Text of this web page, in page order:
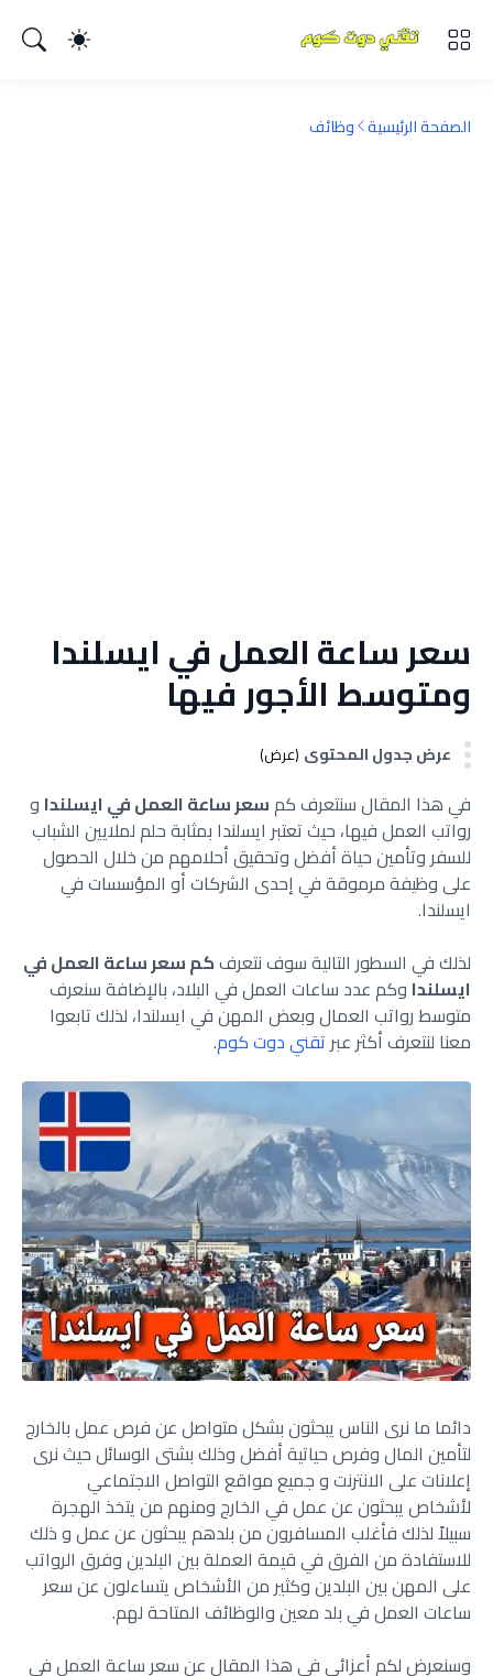
الصفحة الرئيسية وظائف
سعر ساعة العمل في ايسلندا
ومتوسط الأجور فيها
عرض جدول المحتوى (عرض)
في هذا المقال سنتعرف كمسعر ساعة العمل في ايسلندا و
رواتب العمل فيها، حيث تعتبر ايسلندا بمثابة حلم لملايين الشباب
للسفر وتأمين حياة أفضل وتحقيق أحلامهم من خلال الحصول
على وظيفة مرموقة في إحدى الشركات أو المؤسسات في
ايسلندا.
لذلك في السطور التالية سوف نتعرفكم سعر ساعة العمل في
ايسلندا وكم عدد ساعات العمل في البلاد، بالإضافة سنعرف
متوسط رواتب العمال وبعض المهن في ايسلندا، لذلك تابعوا
معنا لنتعرف أكثر عبرتقني دوت كوم.
دائما ما نرى الناس يبحثون بشكل متواصل عن فرص عمل بالخارج
لتأمين المال وفرص حياتية أفضل وذلك بشتى الوسائل حيث نرى
إعلانات على الانترنت و جميع مواقع التواصل الاجتماعي
لأشخاص يبحثون عن عمل في الخارج ومنهم من يتخذ الهجرة
سبيلاً لذلك فأغلب المسافرون من بلدهم يبحثون عن عمل و ذلك
للاستفادة من الفرق في قيمة العملة بين البلدين وفرق الرواتب
على المهن بين البلدين وكثير من الأشخاص يتساءلون عن سعر
ساعات العمل في بلد معين والوظائف المتاحة لهم.
وسنعرض لكم أعزائي في هذا المقال عن سعر ساعة العمل في